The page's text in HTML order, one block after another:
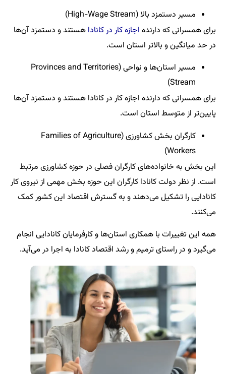
مسیر دستمزد بالا (High-Wage Stream)
برای همسرانی که دارنده اجازه کار در کانادا هستند و دستمزد آن‌ها
در حد میانگین و بالاتر استان است.
مسیر استان‌ها و نواحی (Provinces and Territories
Stream)
برای همسرانی که دارنده اجازه کار در کانادا هستند و دستمزد آن‌ها
پایین‌تر از متوسط استان است.
کارگران بخش کشاورزی (Families of Agriculture
Workers)
این بخش به خانواده‌های کارگران فصلی در حوزه کشاورزی مرتبط
است. از نظر دولت کانادا کارگران این حوزه بخش مهمی از نیروی کار
کانادایی را تشکیل می‌دهند و به گسترش اقتصاد این کشور کمک
می‌کنند.
همه این تغییرات با همکاری استان‌ها و کارفرمایان کانادایی انجام
می‌گیرد و در راستای ترمیم و رشد اقتصاد کانادا به اجرا در می‌آید.